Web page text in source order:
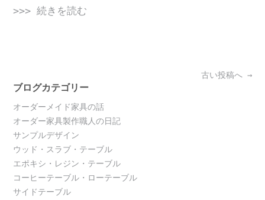
>>> 続きを読む
navigation
古い投稿へ →
ブログカテゴリー
オーダーメイド家具の話
オーダー家具製作職人の日記
サンプルデザイン
ウッド・スラブ・テーブル
エポキシ・レジン・テーブル
コーヒーテーブル・ローテーブル
サイドテーブル